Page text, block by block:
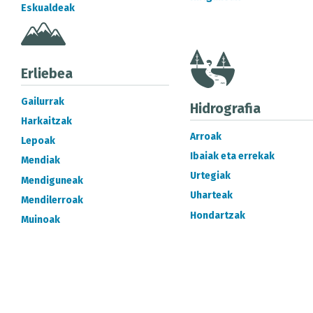
Eskualdeak
Erliebea
Gailurrak
Harkaitzak
Lepoak
Mendiak
Mendiguneak
Mendilerroak
Muinoak
Hidrografia
Arroak
Ibaiak eta errekak
Urtegiak
Uharteak
Hondartzak